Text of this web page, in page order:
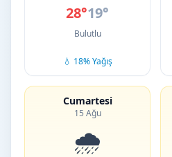
28°19°
Bulutlu
💧 18% Yağış
Cumartesi
15 Ağu
🌧️